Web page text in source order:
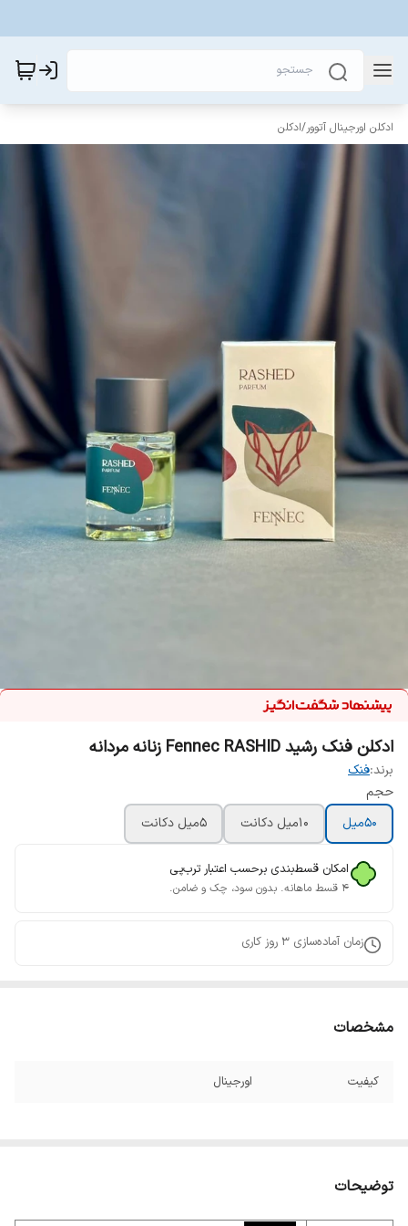
ادکلن اورجینال آتوور/ادکلن
ادکلن فنک رشید Fennec RASHID زنانه مردانه
برند:فنک
حجم
50میل
10میل دکانت 5میل دکانت
امکان قسط‌بندی برحسب اعتبار ترب‌پی
۴ قسط ماهانه. بدون سود، چک و ضامن.
زمان آماده‌سازی 3 روز کاری
مشخصات
کیفیت اورجینال
توضیحات